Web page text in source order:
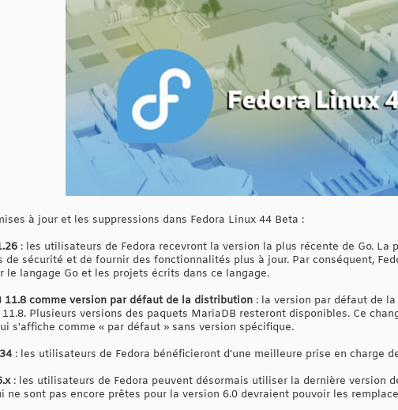
à jour et les suppressions dans Fedora Linux 44 Beta :
: les utilisateurs de Fedora recevront la version la plus récente de Go.
de sécurité et de fournir des fonctionnalités plus à jour. Par conséquent,
le langage Go et les projets écrits dans ce langage.
11.8 comme version par défaut de la distribution : la version par défaut de
Plusieurs versions des paquets MariaDB resteront disponibles. Ce
s'affiche comme « par défaut » sans version spécifique.
: les utilisateurs de Fedora bénéficieront d'une meilleure prise en charge
: les utilisateurs de Fedora peuvent désormais utiliser la dernière version
ne sont pas encore prêtes pour la version 6.0 devraient pouvoir les